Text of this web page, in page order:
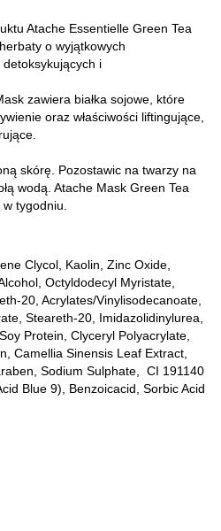
Atache Essentielle Green Tea
o wyjątkowych
detoksykujących i
zawiera białka sojowe, które
oraz właściwości liftingujące,
skórę. Pozostawic na twarzy na
wodą. Atache Mask Green Tea
tygodniu.
Clycol, Kaolin, Zinc Oxide,
Оctyldodecyl Myristate,
20, Acrylates/Vinylisodecanoate,
Steareth-20, Imidazolidinylurea,
Protein, Clyceryl Polyacrylate,
Camellia Sinensis Leaf Extract,
Sodium Sulphate, CI 191140
Blue 9), Benzoicacid, Sorbic Acіd